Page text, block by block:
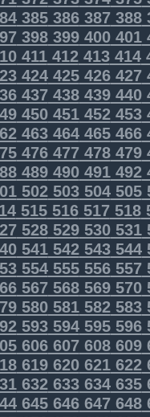
385386387388
398399400401
411412413414
424425426427
437438439440
450451452453
463464465466
476477478479
489490491492
502503504505
515516517518
528529530531
541542543544
554555556557
567568569570
580581582583
593594595596
606607608609
619620621622
632633634635
645646647648